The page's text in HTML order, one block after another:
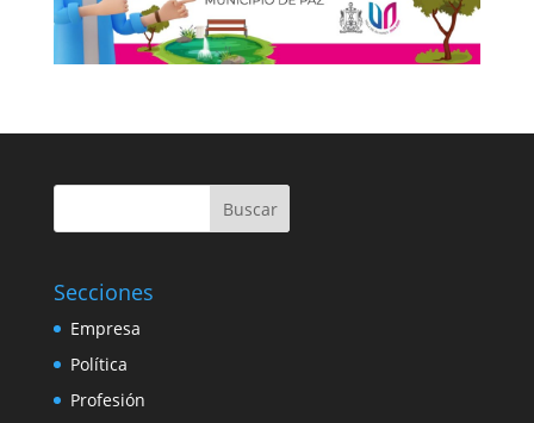
Buscar
Secciones
Empresa
Política
Profesión